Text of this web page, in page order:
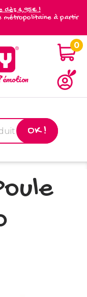
dès 4,95€ !
métropolitaine à partir
0
OK !